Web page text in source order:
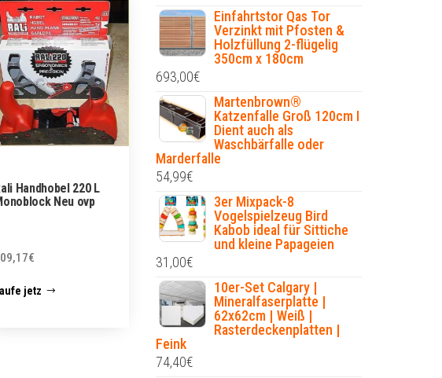
Handhobel 220 L
Neu ovp
€
jetz
Einfahrtstor Qas Tor
Verzinkt mit Pfosten &
Holzfüllung 2-flügelig
350cm x 180cm
693,00€
Martenbrown®
Katzenfalle Groß 120cm I
Dient auch als
Waschbärfalle oder
Marderfalle
54,99€
3er Mixpack-8
Vogelspielzeug Bird
Kabob ideal für Sittiche
und kleine Papageien
31,00€
10er-Set Calgary |
Mineralfaserplatte |
62x62cm | Weiß |
Rasterdeckenplatten |
Feink
74,40€